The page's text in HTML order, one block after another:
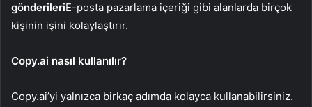
gönderileriE-posta pazarlama içeriği gibi alanlarda birçok
kişinin işini kolaylaştırır.
Copy.ai nasıl kullanılır?
Copy.ai’yi yalnızca birkaç adımda kolayca kullanabilirsiniz.